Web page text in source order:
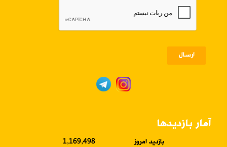
ارسـال
آمار بازدیدها
بازدید امروز
1,169,498